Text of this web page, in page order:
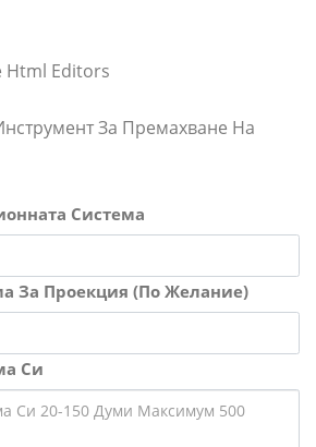
Html Editors
За Премахване На
Система
За Проекция (По Желание)
Си